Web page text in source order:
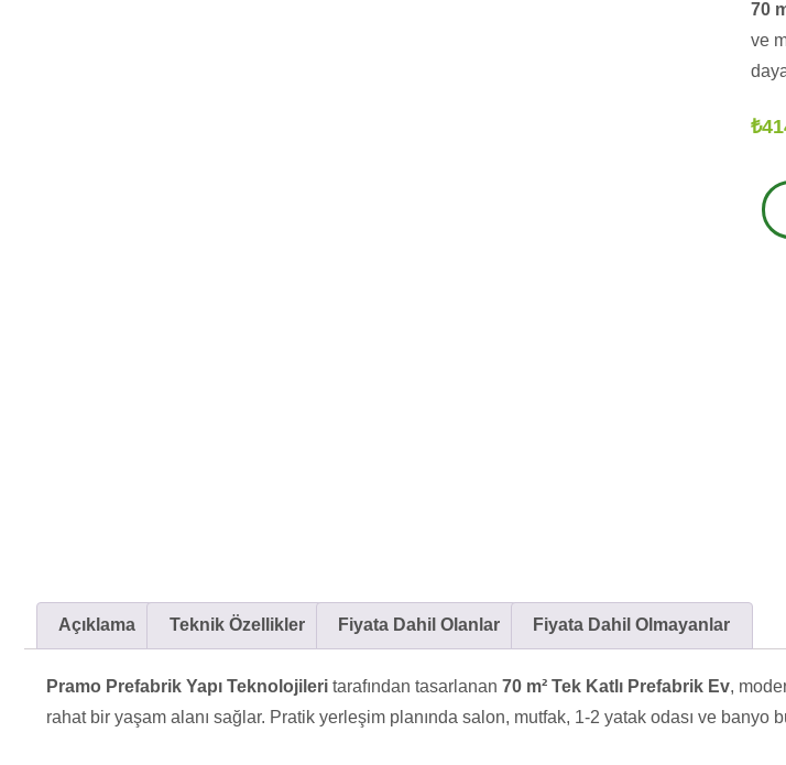
70
ve
₺
Açıklama Teknik Özellikler Fiyata Dahil Olanlar Fiyata Dahil Olmayanlar
Pramo Prefabrik Yapı Teknolojileri tarafından tasarlanan 70 m² Tek Katlı Prefabrik Ev,
rahat bir yaşam alanı sağlar. Pratik yerleşim planında salon, mutfak, 1-2 yatak odası ve banyo